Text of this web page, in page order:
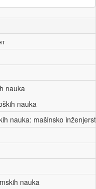
nauka
nauka
nauka: mašinsko
nauka